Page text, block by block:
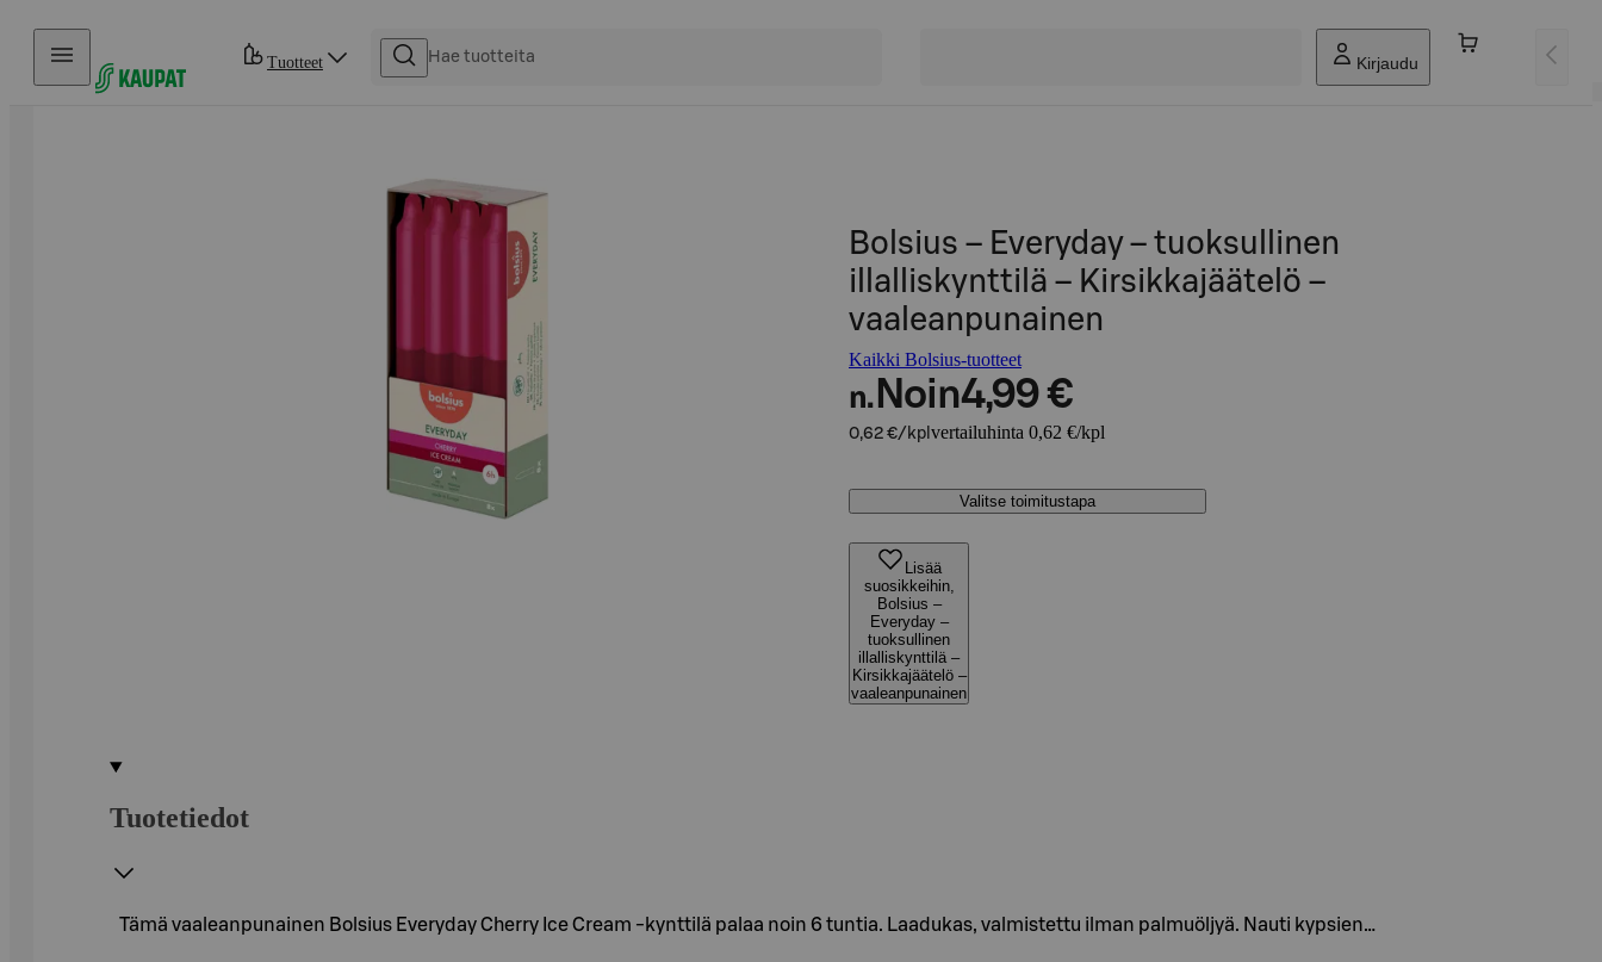
Hyppää sisältöön
Tuotteet Kirjaudu
Bolsius – Everyday – tuoksullinen
illalliskynttilä – Kirsikkajäätelö –
vaaleanpunainen
Kaikki Bolsius-tuotteet
n. Noin4,99 €
0,62 €/kpl vertailuhinta 0,62 €/kpl
Valitse toimitustapa
Lisää
suosikkeihin,
Bolsius –
Everyday –
tuoksullinen
illalliskynttilä –
Kirsikkajäätelö –
vaaleanpunainen
Tuotetiedot
Tämä vaaleanpunainen Bolsius Everyday Cherry Ice Cream -kynttilä palaa noin 6 tuntia. Laadukas, valmistettu ilman palmuöljyä. Nauti kypsien…